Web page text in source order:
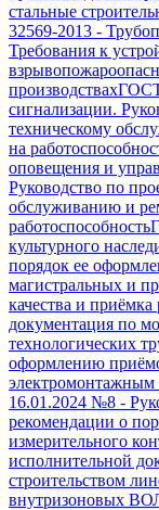
стальные
32569-2013 -
Требования к
производствахГОСТ
сигнализации.
техническому
на
оповещения и
Руководство по
обслуживанию и
работоспособность
культурного
порядок ее
магистральных и
качества и приёмка
документация по
технологических
оформлению
электромонтажным
16.01.2024 №8 -
рекомендации о
измерительного
исполнительной
строительством
внутризоновых